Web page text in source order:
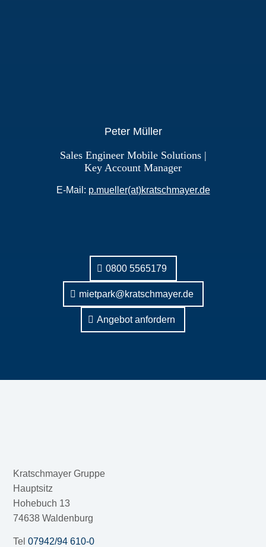
Peter Müller
Sales Engineer Mobile Solutions |
Key Account Manager
E-Mail: p.mueller(at)kratschmayer.de
0800 5565179
mietpark@kratschmayer.de
Angebot anfordern
Kratschmayer Gruppe
Hauptsitz
Hohebuch 13
74638 Waldenburg
Tel07942/94 610-0